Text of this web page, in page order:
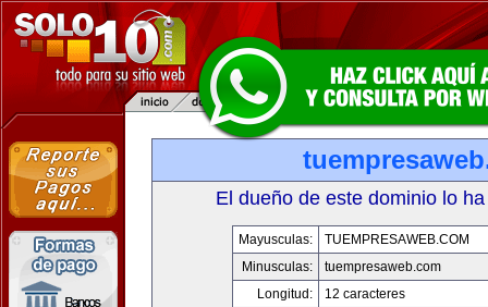
El dueño de este dominio lo
Mayusculas:
TUEMPRESAWEB.COM
Minusculas:
tuempresaweb.com
Longitud:
12 caracteres